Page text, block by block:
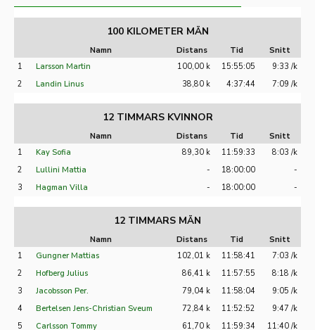
100 KILOMETER MÄN
Namn Distans Tid
Snitt
1
Larsson Martin 100,00 k 15:55:05
9:33 /k
2
Landin Linus 38,80 k 4:37:44 7:09 /k
12 TIMMARS KVINNOR
Namn Distans Tid
Snitt
1
Kay Sofia 89,30 k 11:59:33
8:03 /k
2
Lullini Mattia - 18:00:00
-
3
Hagman Villa - 18:00:00 -
12 TIMMARS MÄN
Namn Distans Tid
Snitt
1
Gungner Mattias 102,01 k 11:58:41
7:03 /k
2
Hofberg Julius 86,41 k 11:57:55
8:18 /k
3
Jacobsson Per. 79,04 k 11:58:04
9:05 /k
4
Bertelsen Jens-Christian Sveum 72,84 k 11:52:52
9:47 /k
5
Carlsson Tommy 61,70 k 11:59:34
11:40 /k